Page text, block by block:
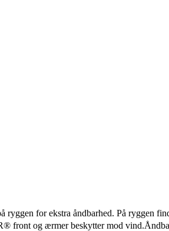
for ekstra åndbarhed. På ryggen
og ærmer beskytter mod